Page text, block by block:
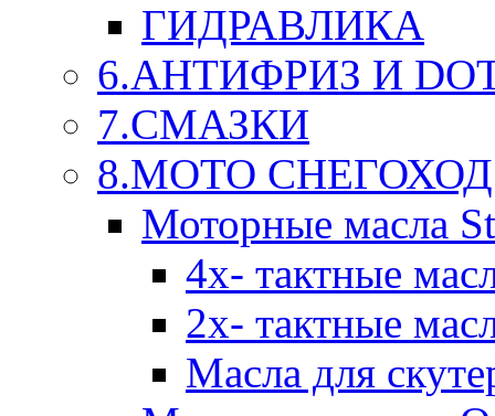
ГИДРАВЛИКА
6.АНТИФРИЗ И
7.СМАЗКИ
8.МОТО
Моторные масла
4х- тактные
2х- тактные
Масла для